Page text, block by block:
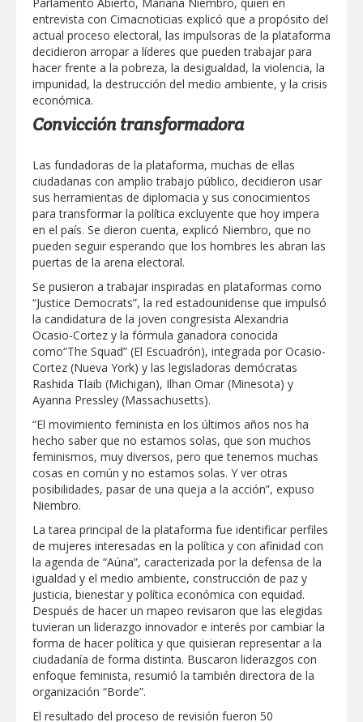
Clases 2026
Lleva gobierno de Reynosa programa
"Acción y Conciencia" a colonia
Integración Familiar
entrevista con Cimacnoticias explicó que a propósito del
actual proceso electoral, las impulsoras de la plataforma
decidieron arropar a líderes que pueden trabajar para
hacer frente a la pobreza, la desigualdad, la violencia, la
impunidad, la destrucción del medio ambiente, y la crisis
económica.
Convicción transformadora
Las fundadoras de la plataforma, muchas de ellas
ciudadanas con amplio trabajo público, decidieron usar
sus herramientas de diplomacia y sus conocimientos
para transformar la política excluyente que hoy impera
en el país. Se dieron cuenta, explicó Niembro, que no
pueden seguir esperando que los hombres les abran las
puertas de la arena electoral.
Se pusieron a trabajar inspiradas en plataformas como
“Justice Democrats”, la red estadounidense que impulsó
la candidatura de la joven congresista Alexandria
Ocasio-Cortez y la fórmula ganadora conocida
como“The Squad” (El Escuadrón), integrada por Ocasio-
Cortez (Nueva York) y las legisladoras demócratas
Rashida Tlaib (Michigan), Ilhan Omar (Minesota) y
Ayanna Pressley (Massachusetts).
“El movimiento feminista en los últimos años nos ha
hecho saber que no estamos solas, que son muchos
feminismos, muy diversos, pero que tenemos muchas
cosas en común y no estamos solas. Y ver otras
posibilidades, pasar de una queja a la acción”, expuso
Niembro.
La tarea principal de la plataforma fue identificar perfiles
de mujeres interesadas en la política y con afinidad con
la agenda de “Aúna”, caracterizada por la defensa de la
igualdad y el medio ambiente, construcción de paz y
justicia, bienestar y política económica con equidad.
Después de hacer un mapeo revisaron que las elegidas
tuvieran un liderazgo innovador e interés por cambiar la
forma de hacer política y que quisieran representar a la
ciudadanía de forma distinta. Buscaron liderazgos con
enfoque feminista, resumió la también directora de la
organización “Borde”.
El resultado del proceso de revisión fueron 50